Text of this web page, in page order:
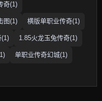
奇(1)
图(1) 横版单职业传奇(1)
(1) 1.85火龙玉兔传奇(1)
单职业传奇幻城(1)